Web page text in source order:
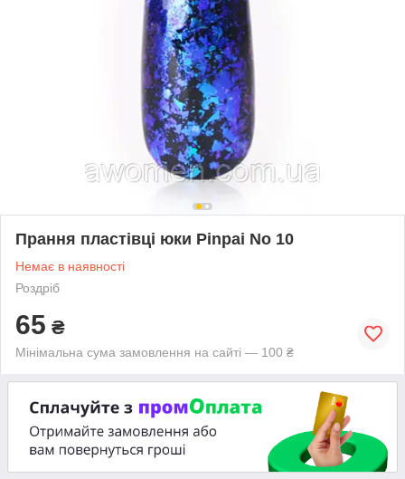
Прання пластівці юки Pinpai No 10
Немає в наявності
Роздріб
65 ₴
Мінімальна сума замовлення на сайті — 100 ₴